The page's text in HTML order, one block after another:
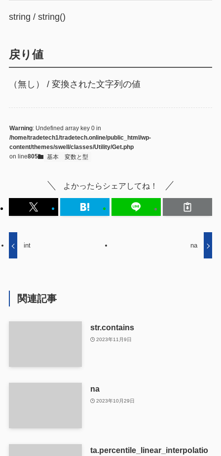
string / string()
戻り値
（無し） / 変換された文字列の値
Warning: Undefined array key 0 in
/home/tradetech1/tradetech.online/public_html/wp-
content/themes/swell/classes/Utility/Get.php
on line805 基本 変数と型
よかったらシェアしてね！
int na
関連記事
str.contains
2023年11月9日
na
2023年10月29日
ta.percentile_linear_interpolatio